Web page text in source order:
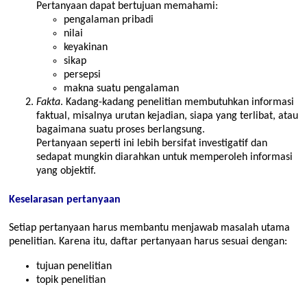
Pertanyaan dapat bertujuan memahami:
pengalaman pribadi
nilai
keyakinan
sikap
persepsi
makna suatu pengalaman
Fakta. Kadang-kadang penelitian membutuhkan informasi
faktual, misalnya urutan kejadian, siapa yang terlibat, atau
bagaimana suatu proses berlangsung.
Pertanyaan seperti ini lebih bersifat investigatif dan
sedapat mungkin diarahkan untuk memperoleh informasi
yang objektif.
Keselarasan pertanyaan
Setiap pertanyaan harus membantu menjawab masalah utama
penelitian. Karena itu, daftar pertanyaan harus sesuai dengan:
tujuan penelitian
topik penelitian